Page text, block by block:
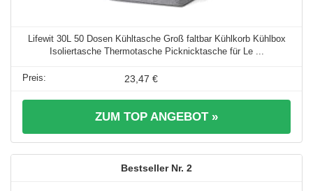
Lifewit 30L 50 Dosen Kühltasche Groß faltbar Kühlkorb Kühlbox
Isoliertasche Thermotasche Picknicktasche für Le ...
23,47 €
ZUM TOP ANGEBOT »
2